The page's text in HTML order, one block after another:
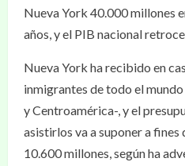
Nueva York 40.000 millones
años, y el PIB nacional
Nueva York ha recibido en
inmigrantes de todo el
y Centroamérica-, y el
asistirlos va a suponer a fines
10.600 millones, según ha